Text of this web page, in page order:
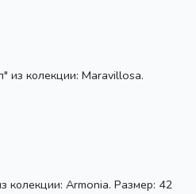
из колекции: Maravillosa.
колекции: Armonia. Размер: 42